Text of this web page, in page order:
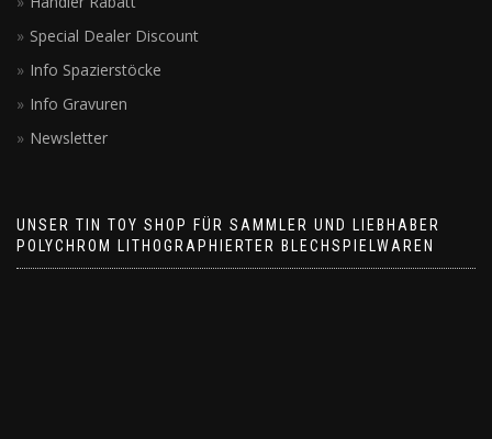
Special Dealer Discount
Info Spazierstöcke
Info Gravuren
Newsletter
UNSER TIN TOY SHOP FÜR SAMMLER UND LIEBHABER
POLYCHROM LITHOGRAPHIERTER BLECHSPIELWAREN